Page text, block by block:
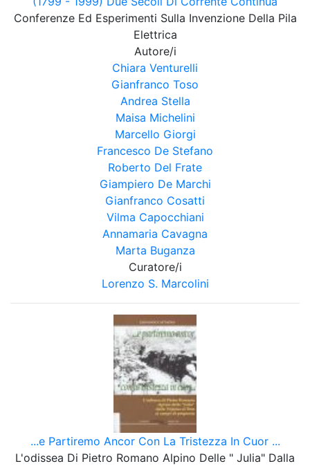
Conferenze Ed Esperimenti Sulla Invenzione Della Pila
Elettrica
Autore/i
Chiara Venturelli
Gianfranco Toso
Andrea Stella
Maisa Michelini
Marcello Giorgi
Francesco De Stefano
Roberto Del Frate
Giampiero De Marchi
Gianfranco Cosatti
Vilma Capocchiani
Annamaria Cavagna
Marta Buganza
Curatore/i
Lorenzo S. Marcolini
...e Partiremo Ancor Con La Tristezza In Cuor ...
L'odissea Di Pietro Romano Alpino Delle " Julia" Dalla